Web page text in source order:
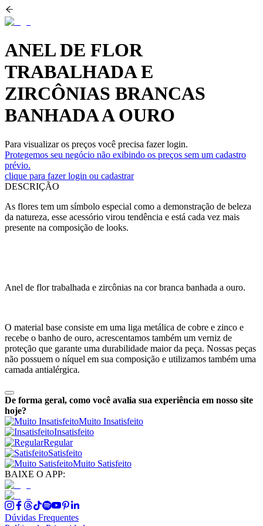
ANEL DE FLOR
TRABALHADA E
ZIRCÔNIAS BRANCAS
BANHADA A OURO
Para visualizar os preços você precisa fazer login.
Protegemos seu negócio não exibindo os preços sem um cadastro
prévio.
clique para fazer login ou cadastrar
DESCRIÇÃO
As flores tem um símbolo especial como a demonstração de beleza
da natureza, esse acessório virou tendência e está cada vez mais
presente na composição de looks.
Anel de flor trabalhada e zircônias na cor branca banhada a ouro.
O material base consiste em uma liga metálica de cobre e zinco e
recebe o banho de ouro, acrescentamos também um verniz de
proteção que garante uma durabilidade maior da peça. Nossas peças
não possuem o níquel em sua composição e utilizamos também uma
camada antialérgica.
De forma geral, como você avalia sua experiência em nosso site
hoje?
Muito Insatisfeito
Insatisfeito
Regular
Satisfeito
Muito Satisfeito
BAIXE O APP:
Dúvidas Frequentes